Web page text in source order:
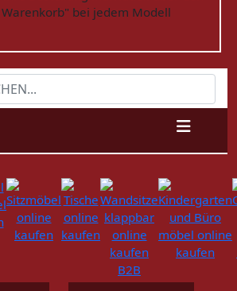
bei jedem Modell